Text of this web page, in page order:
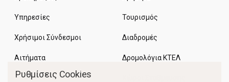
Υπηρεσίες
Χρήσιμοι Σύνδεσμοι
Αιτήματα
Τουρισμός
Διαδρομές
Δρομολόγια ΚΤΕΛ
Ρυθμίσεις Cookies